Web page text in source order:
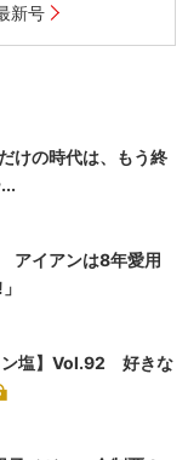
新号
けの時代は、もう終
アイアンは8年愛用
ン塩】Vol.92 好きな